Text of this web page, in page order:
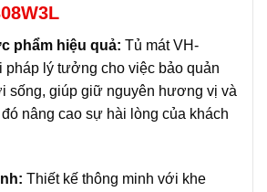
phẩm hiệu quả: Tủ mát VH-
pháp lý tưởng cho việc bảo quản
sống, giúp giữ nguyên hương vị và
nâng cao sự hài lòng của khách
Thiết kế thông minh với khe